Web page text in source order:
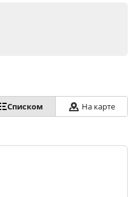
Списком На карте